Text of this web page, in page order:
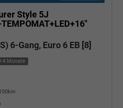
Style 5J
6-Gang, Euro 6 EB [8]
4 Monate